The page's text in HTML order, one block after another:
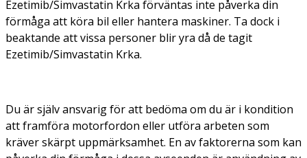
Ezetimib/Simvastatin Krka förväntas inte påverka din
förmåga att köra bil eller hantera maskiner. Ta dock i
beaktande att vissa personer blir yra då de tagit
Ezetimib/Simvastatin Krka.
Du är själv ansvarig för att bedöma om du är i kondition
att framföra motorfordon eller utföra arbeten som
kräver skärpt uppmärksamhet. En av faktorerna som kan